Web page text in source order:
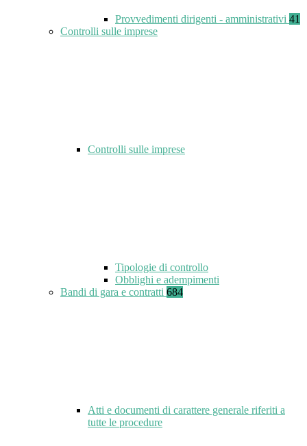
Provvedimenti dirigenti - amministrativi 41
Controlli sulle imprese
Controlli sulle imprese
Tipologie di controllo
Obblighi e adempimenti
Bandi di gara e contratti 684
Atti e documenti di carattere generale riferiti a
tutte le procedure